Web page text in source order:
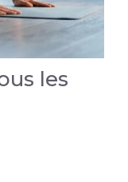
les